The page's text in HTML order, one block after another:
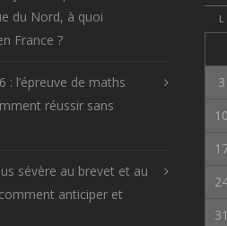
du Nord, à quoi
France ?
: l’épreuve de maths
réussir sans
sévère au brevet et au
anticiper et
L
3
10
31